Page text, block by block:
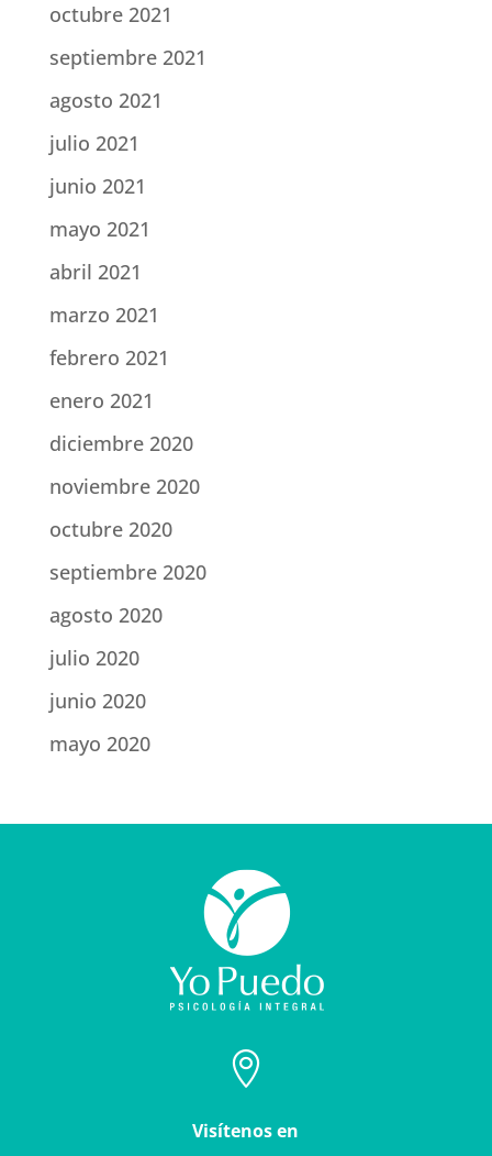
octubre 2021
septiembre 2021
agosto 2021
julio 2021
junio 2021
mayo 2021
abril 2021
marzo 2021
febrero 2021
enero 2021
diciembre 2020
noviembre 2020
octubre 2020
septiembre 2020
agosto 2020
julio 2020
junio 2020
mayo 2020

Visítenos en